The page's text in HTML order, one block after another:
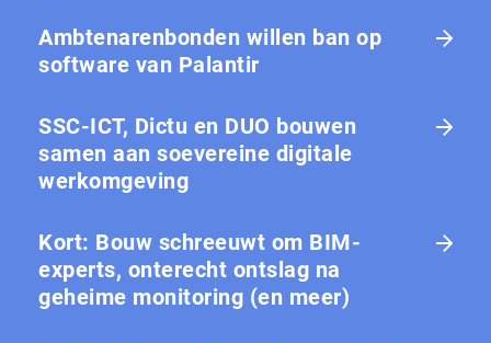
Ambtenarenbonden willen ban op
software van Palantir
SSC-ICT, Dictu en DUO bouwen
samen aan soevereine digitale
werkomgeving
Kort: Bouw schreeuwt om BIM-
experts, onterecht ontslag na
geheime monitoring (en meer)